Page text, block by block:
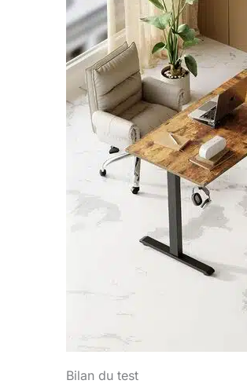
Bilan du test